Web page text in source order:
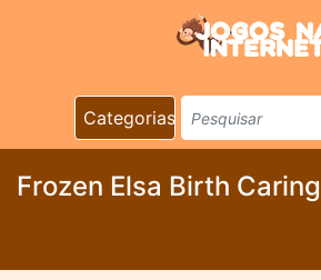
Categorias
Frozen Elsa Birth Caring